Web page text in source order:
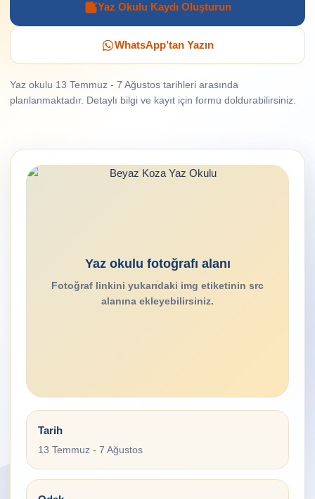
Yaz Okulu Kaydı Oluşturun
WhatsApp’tan Yazın
Yaz okulu 13 Temmuz - 7 Ağustos tarihleri arasında
planlanmaktadır. Detaylı bilgi ve kayıt için formu doldurabilirsiniz.
Yaz okulu fotoğrafı alanı
Fotoğraf linkini yukarıdaki img etiketinin src
alanına ekleyebilirsiniz.
Tarih
13 Temmuz - 7 Ağustos